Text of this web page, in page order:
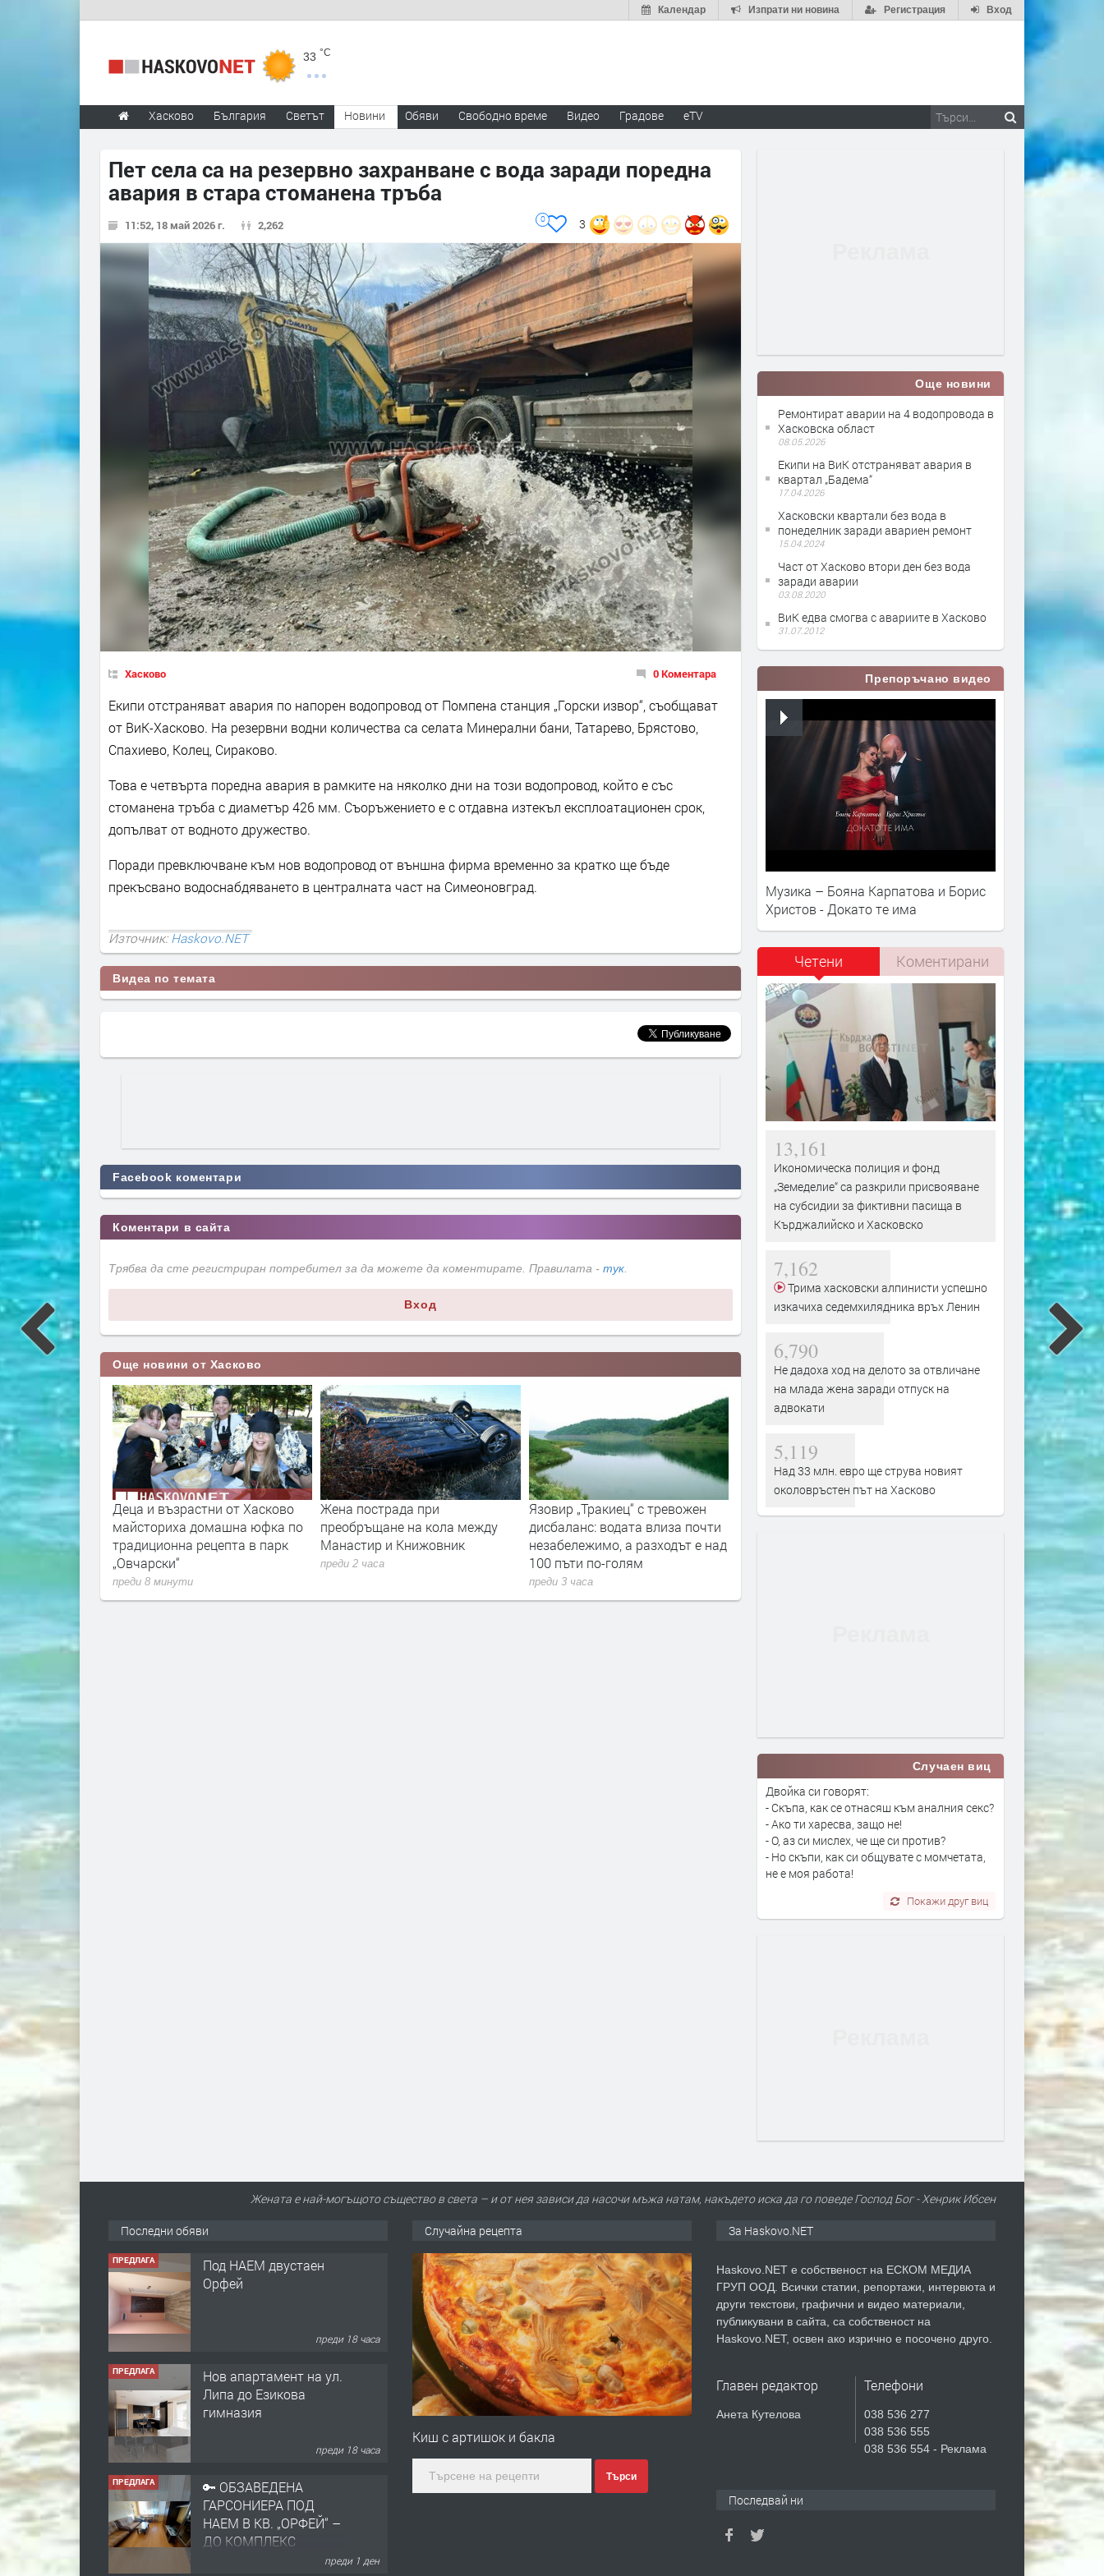
Вход
Регистрация
Изпрати ни новина
Календар
33 °C
Хасково България Светът Новини Обяви Свободно време Видео Градове eTV
Пет села са на резервно захранване с вода заради поредна
авария в стара стоманена тръба
11:52, 18 май 2026 г. 2,262 3
0
Хасково 0 Коментара
Екипи отстраняват авария по напорен водопровод от Помпена станция „Горски извор“, съобщават
от ВиК-Хасково. На резервни водни количества са селата Минерални бани, Татарево, Брястово,
Спахиево, Колец, Сираково.
Това е четвърта поредна авария в рамките на няколко дни на този водопровод, който е със
стоманена тръба с диаметър 426 мм. Съоръжението е с отдавна изтекъл експлоатационен срок,
допълват от водното дружество.
Поради превключване към нов водопровод от външна фирма временно за кратко ще бъде
прекъсвано водоснабдяването в централната част на Симеоновград.
Източник:Haskovo.NET
Видеа по темата
Facebook коментари
Коментари в сайта
Трябва да сте регистриран потребител за да можете да коментирате. Правилата - тук.
Вход
Още новини от Хасково
над 1,1
и
Марица
Деца и възрастни от Хасково
майсториха домашна юфка по
традиционна рецепта в парк
„Овчарски“
преди 8 минути
Жена пострада при
преобръщане на кола между
Манастир и Книжовник
преди 2 часа
Язовир „Тракиец“ с тревожен
дисбаланс: водата влиза почти
незабележимо, а разходът е над
100 пъти по-голям
преди 3 часа
Над 33 млн. евро ще
новият околовръстен
Още новини
Ремонтират аварии на 4 водопровода в
Хасковска област
08.05.2026
Екипи на ВиК отстраняват авария в
квартал „Бадема“
17.04.2026
Хасковски квартали без вода в
понеделник заради авариен ремонт
15.04.2024
Част от Хасково втори ден без вода
заради аварии
03.08.2020
ВиК едва смогва с авариите в Хасково
31.07.2012
Препоръчано видео
Музика – Бояна Карпатова и Борис
Христов - Докато те има
Четени Коментирани
13,161
Икономическа полиция и фонд
„Земеделие“ са разкрили присвояване
на субсидии за фиктивни пасища в
Кърджалийско и Хасковско
7,162
Трима хасковски алпинисти успешно
изкачиха седемхилядника връх Ленин
6,790
Не дадоха ход на делото за отвличане
на млада жена заради отпуск на
адвокати
5,119
Над 33 млн. евро ще струва новият
околовръстен път на Хасково
Случаен виц
Двойка си говорят:
- Скъпа, как се отнасяш към аналния секс?
- Ако ти харесва, защо не!
- О, аз си мислех, че ще си против?
- Но скъпи, как си общувате с момчетата,
не е моя работа!
Покажи друг виц
Жената е най-могъщото същество в света – и от нея зависи да насочи мъжа натам, накъдето иска да го поведе Господ Бог - Хенрик Ибсен
Последни обяви
ПРЕДЛАГА
Под НАЕМ двустаен
Орфей
преди 18 часа
ПРЕДЛАГА
Нов апартамент на ул.
Липа до Езикова
гимназия
преди 18 часа
ПРЕДЛАГА
🔑 ОБЗАВЕДЕНА
ГАРСОНИЕРА ПОД
НАЕМ В КВ. „ОРФЕЙ“ –
ДО КОМПЛЕКС
преди 1 ден
Случайна рецепта
Киш с артишок и бакла
Търси
За Haskovo.NET
Haskovo.NET е собственост на ЕСКОМ МЕДИА
ГРУП ООД. Всички статии, репортажи, интервюта и
други текстови, графични и видео материали,
публикувани в сайта, са собственост на
Haskovo.NET, освен ако изрично е посочено друго.
Главен редактор
Анета Кутелова
Телефони
038 536 277
038 536 555
038 536 554 - Реклама
Последвай ни